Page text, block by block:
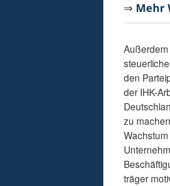
⇒ Mehr
den
der IHK-
zu
träger